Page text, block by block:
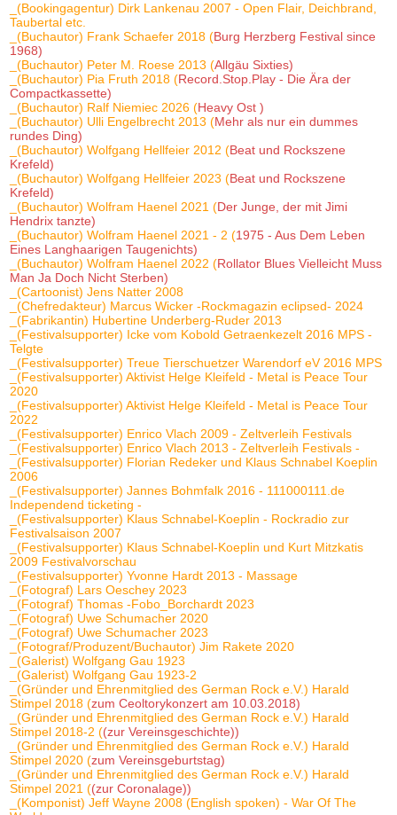
_(Bookingagentur) Dirk Lankenau 2007 - Open Flair, Deichbrand,
Taubertal etc.
_(Buchautor) Frank Schaefer 2018 (Burg Herzberg Festival since
1968)
_(Buchautor) Peter M. Roese 2013 (Allgäu Sixties)
_(Buchautor) Pia Fruth 2018 (Record.Stop.Play - Die Ära der
Compactkassette)
_(Buchautor) Ralf Niemiec 2026 (Heavy Ost )
_(Buchautor) Ulli Engelbrecht 2013 (Mehr als nur ein dummes
rundes Ding)
_(Buchautor) Wolfgang Hellfeier 2012 (Beat und Rockszene
Krefeld)
_(Buchautor) Wolfgang Hellfeier 2023 (Beat und Rockszene
Krefeld)
_(Buchautor) Wolfram Haenel 2021 (Der Junge, der mit Jimi
Hendrix tanzte)
_(Buchautor) Wolfram Haenel 2021 - 2 (1975 - Aus Dem Leben
Eines Langhaarigen Taugenichts)
_(Buchautor) Wolfram Haenel 2022 (Rollator Blues Vielleicht Muss
Man Ja Doch Nicht Sterben)
_(Cartoonist) Jens Natter 2008
_(Chefredakteur) Marcus Wicker -Rockmagazin eclipsed- 2024
_(Fabrikantin) Hubertine Underberg-Ruder 2013
_(Festivalsupporter) Icke vom Kobold Getraenkezelt 2016 MPS -
Telgte
_(Festivalsupporter) Treue Tierschuetzer Warendorf eV 2016 MPS
_(Festivalsupporter) Aktivist Helge Kleifeld - Metal is Peace Tour
2020
_(Festivalsupporter) Aktivist Helge Kleifeld - Metal is Peace Tour
2022
_(Festivalsupporter) Enrico Vlach 2009 - Zeltverleih Festivals
_(Festivalsupporter) Enrico Vlach 2013 - Zeltverleih Festivals -
_(Festivalsupporter) Florian Redeker und Klaus Schnabel Koeplin
2006
_(Festivalsupporter) Jannes Bohmfalk 2016 - 111000111.de
Independend ticketing -
_(Festivalsupporter) Klaus Schnabel-Koeplin - Rockradio zur
Festivalsaison 2007
_(Festivalsupporter) Klaus Schnabel-Koeplin und Kurt Mitzkatis
2009 Festivalvorschau
_(Festivalsupporter) Yvonne Hardt 2013 - Massage
_(Fotograf) Lars Oeschey 2023
_(Fotograf) Thomas -Fobo_Borchardt 2023
_(Fotograf) Uwe Schumacher 2020
_(Fotograf) Uwe Schumacher 2023
_(Fotograf/Produzent/Buchautor) Jim Rakete 2020
_(Galerist) Wolfgang Gau 1923
_(Galerist) Wolfgang Gau 1923-2
_(Gründer und Ehrenmitglied des German Rock e.V.) Harald
Stimpel 2018 (zum Ceoltorykonzert am 10.03.2018)
_(Gründer und Ehrenmitglied des German Rock e.V.) Harald
Stimpel 2018-2 ((zur Vereinsgeschichte))
_(Gründer und Ehrenmitglied des German Rock e.V.) Harald
Stimpel 2020 (zum Vereinsgeburtstag)
_(Gründer und Ehrenmitglied des German Rock e.V.) Harald
Stimpel 2021 ((zur Coronalage))
_(Komponist) Jeff Wayne 2008 (English spoken) - War Of The